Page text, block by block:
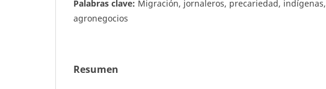
Palabras clave: Migración, jornaleros, precariedad, indígenas,
agronegocios
Resumen